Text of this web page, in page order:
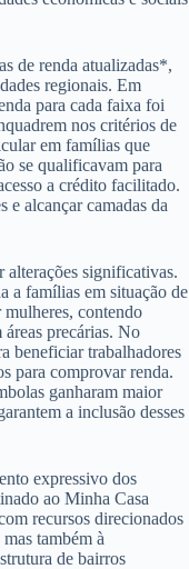
de renda atualizadas*,
regionais. Em
para cada faixa foi
nos critérios de
em famílias que
se qualificavam para
a crédito facilitado.
e alcançar camadas da
alterações significativas.
a famílias em situação de
contendo
precárias. No
beneficiar trabalhadores
para comprovar renda.
ganharam maior
a inclusão desses
expressivo dos
ao Minha Casa
recursos direcionados
também à
de bairros